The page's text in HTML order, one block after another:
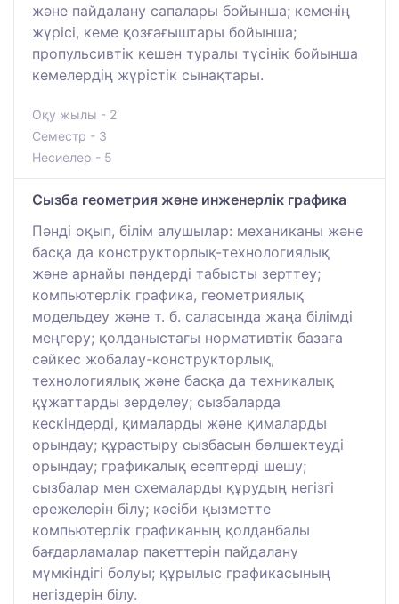
және пайдалану сапалары бойынша; кеменің
жүрісі, кеме қозғағыштары бойынша;
пропульсивтік кешен туралы түсінік бойынша
кемелердің жүрістік сынақтары.
Оқу жылы - 2
Семестр - 3
Несиелер - 5
Сызба геометрия және инженерлік графика
Пәнді оқып, білім алушылар: механиканы және
басқа да конструкторлық-технологиялық
және арнайы пәндерді табысты зерттеу;
компьютерлік графика, геометриялық
модельдеу және т. б. саласында жаңа білімді
меңгеру; қолданыстағы нормативтік базаға
сәйкес жобалау-конструкторлық,
технологиялық және басқа да техникалық
құжаттарды зерделеу; сызбаларда
кескіндерді, қималарды және қималарды
орындау; құрастыру сызбасын бөлшектеуді
орындау; графикалық есептерді шешу;
сызбалар мен схемаларды құрудың негізгі
ережелерін білу; кәсіби қызметте
компьютерлік графиканың қолданбалы
бағдарламалар пакеттерін пайдалану
мүмкіндігі болуы; құрылыс графикасының
негіздерін білу.